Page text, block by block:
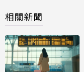
相關新聞